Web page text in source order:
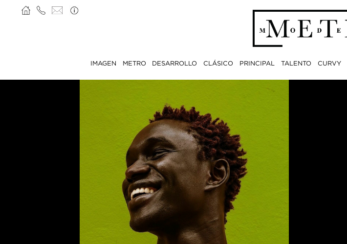
IMAGEN METRO DESARROLLO CLÁSICO PRINCIPAL TALENTO CURVY